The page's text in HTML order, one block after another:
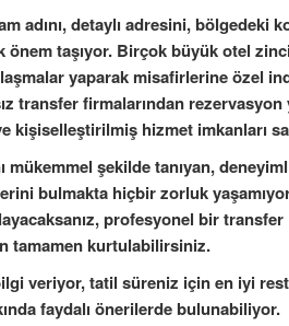
adını, detaylı adresini, bölgedeki
taşıyor. Birçok büyük otel
yaparak misafirlerine özel
transfer firmalarından rezervasyon
kişiselleştirilmiş hizmet imkanları
şekilde tanıyan,
bulmakta hiçbir zorluk
profesyonel bir
tamamen kurtulabilirsiniz.
veriyor, tatil süreniz için en iyi
faydalı önerilerde bulunabiliyor.